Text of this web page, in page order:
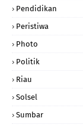
Pendidikan
Peristiwa
Photo
Politik
Riau
Solsel
Sumbar